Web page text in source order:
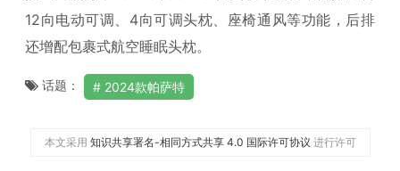
12向电动可调、4向可调头枕、座椅通风等功能，后排
还增配包裹式航空睡眠头枕。
话题： 2024款帕萨特
本文采用 知识共享署名-相同方式共享 4.0 国际许可协议 进行许可